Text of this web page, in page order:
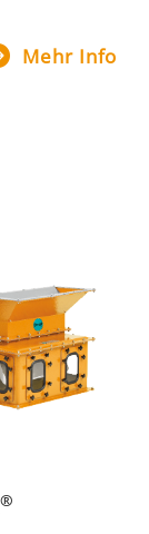
Mehr Info
®